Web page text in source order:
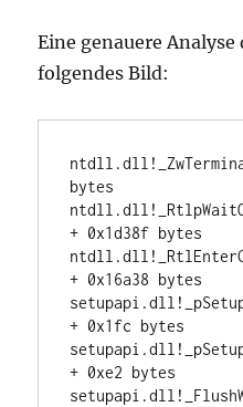
Eine genauere Analyse
folgendes Bild:
bytes
+ 0x1d38f bytes
+ 0x16a38 bytes
+ 0x1fc bytes
+ 0xe2 bytes